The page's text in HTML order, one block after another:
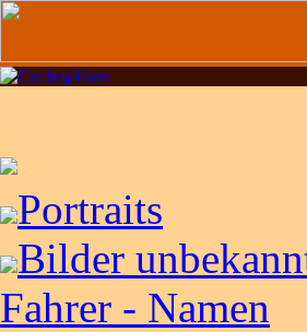
Portraits
Bilder
Fahrer - Namen